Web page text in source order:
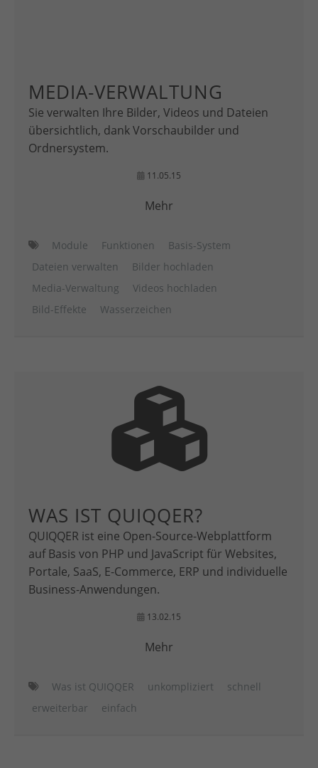
MEDIA-VERWALTUNG
Sie verwalten Ihre Bilder, Videos und Dateien
übersichtlich, dank Vorschaubilder und
Ordnersystem.
11.05.15
Mehr
Module Funktionen
Basis-System
Dateien verwalten
Bilder hochladen
Media-Verwaltung
Videos hochladen
Bild-Effekte
Wasserzeichen
WAS IST QUIQQER?
QUIQQER ist eine Open-Source-Webplattform
auf Basis von PHP und JavaScript für Websites,
Portale, SaaS, E-Commerce, ERP und individuelle
Business-Anwendungen.
13.02.15
Mehr
Was ist QUIQQER unkompliziert
schnell
erweiterbar
einfach